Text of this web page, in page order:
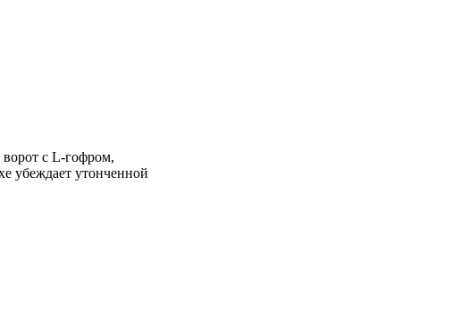
с L-гофром,
убеждает утонченной